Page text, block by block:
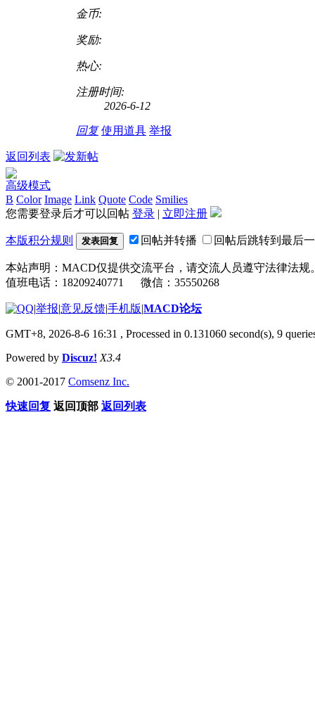
金币:
奖励:
热心:
注册时间:
2026-6-12
回复 使用道具 举报
返回列表
高级模式
B Color Image Link Quote Code Smilies
您需要登录后才可以回帖 登录 | 立即注册
本版积分规则 发表回复 回帖并转播 回帖后跳转到最后
本站声明：MACD仅提供交流平台，请交流人员遵守法律法规
值班电话：18209240771 微信：35550268
|举报|意见反馈|手机版|MACD论坛
GMT+8, 2026-8-6 16:31 , Processed in 0.131060 second(s), 9
Powered by Discuz! X3.4
© 2001-2017 Comsenz Inc.
快速回复 返回顶部 返回列表